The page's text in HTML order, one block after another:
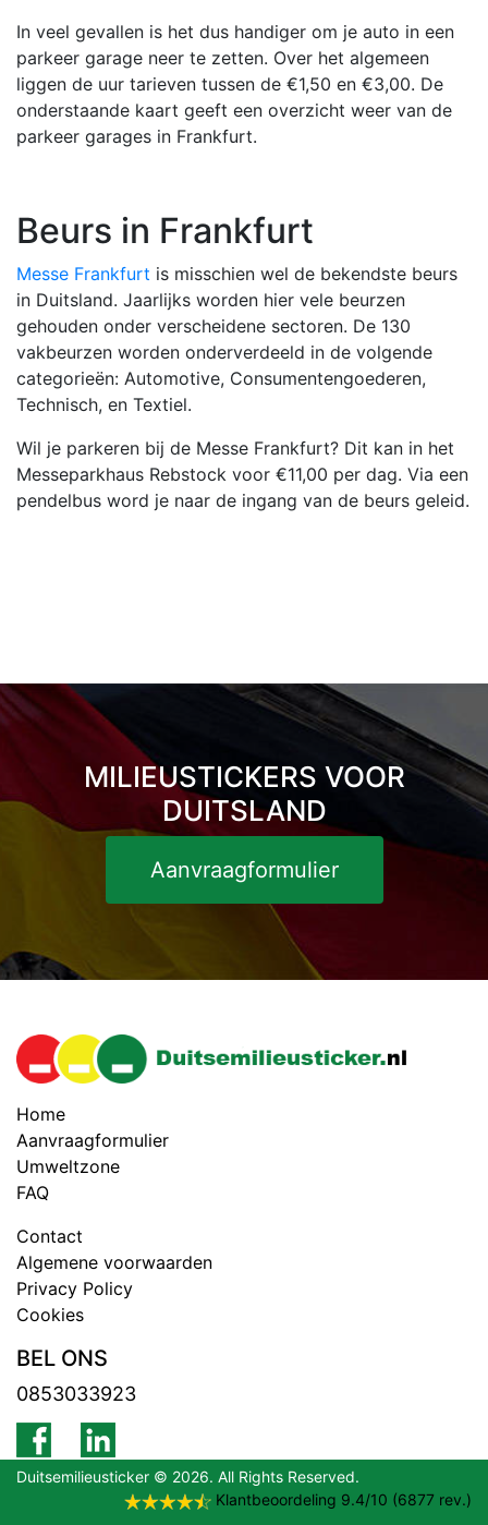
In veel gevallen is het dus handiger om je auto in een
parkeer garage neer te zetten. Over het algemeen
liggen de uur tarieven tussen de €1,50 en €3,00. De
onderstaande kaart geeft een overzicht weer van de
parkeer garages in Frankfurt.
Beurs in Frankfurt
Messe Frankfurt is misschien wel de bekendste beurs
in Duitsland. Jaarlijks worden hier vele beurzen
gehouden onder verscheidene sectoren. De 130
vakbeurzen worden onderverdeeld in de volgende
categorieën: Automotive, Consumentengoederen,
Technisch, en Textiel.
Wil je parkeren bij de Messe Frankfurt? Dit kan in het
Messeparkhaus Rebstock voor €11,00 per dag. Via een
pendelbus word je naar de ingang van de beurs geleid.
MILIEUSTICKERS VOOR
DUITSLAND
Aanvraagformulier
Home
Aanvraagformulier
Umweltzone
FAQ
Contact
Algemene voorwaarden
Privacy Policy
Cookies
BEL ONS
0853033923
Duitsemilieusticker © 2026. All Rights Reserved.
Klantbeoordeling 9.4/10 (6877 rev.)